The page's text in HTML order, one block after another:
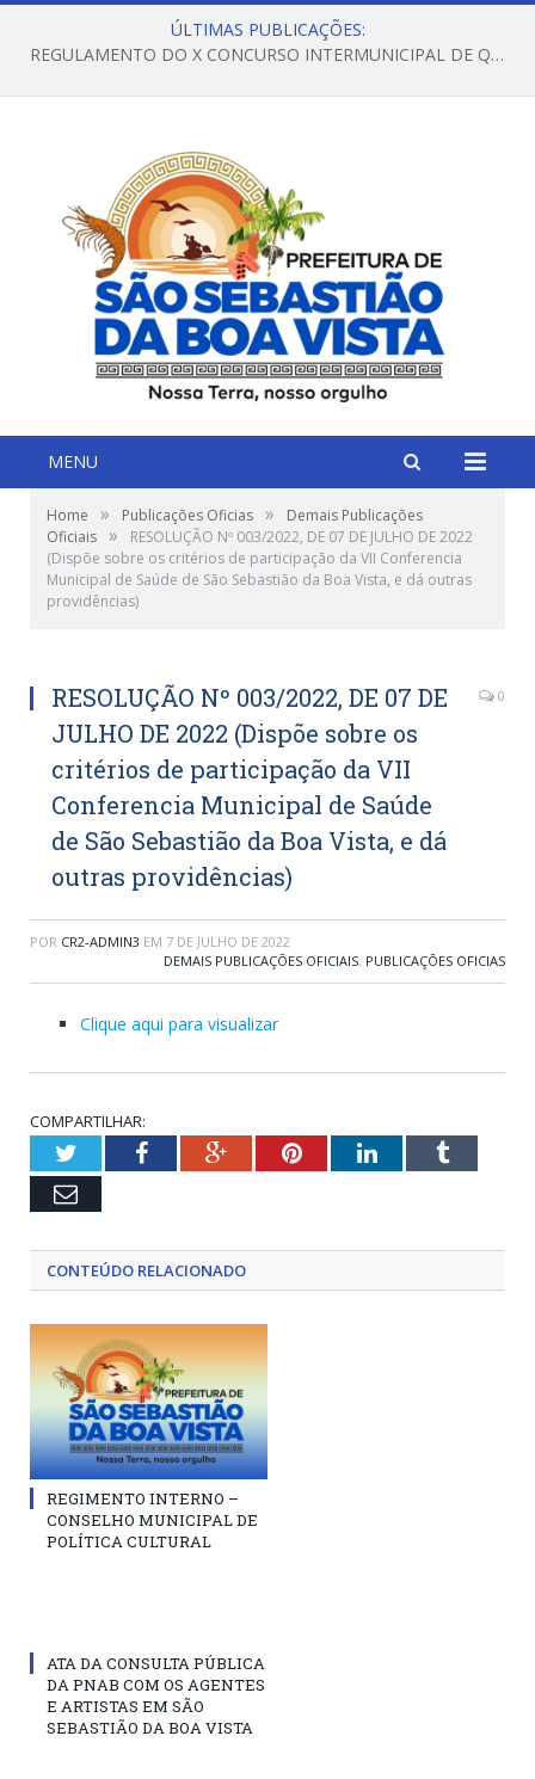
ÚLTIMAS PUBLICAÇÕES:
REGULAMENTO DO X CONCURSO INTERMUNICIPAL DE QUADRILHAS JUNINAS – 2026 – ARRAIÁ DA VENEZA
MENU
Home » Publicações Oficias »
Demais Publicações
Oficiais »
RESOLUÇÃO Nº 003/2022, DE 07 DE JULHO DE 2022
(Dispõe sobre os critérios de participação da VII Conferencia
Municipal de Saúde de São Sebastião da Boa Vista, e dá outras
providências)
RESOLUÇÃO Nº 003/2022, DE 07 DE
JULHO DE 2022 (Dispõe sobre os
critérios de participação da VII
Conferencia Municipal de Saúde
de São Sebastião da Boa Vista, e dá
outras providências)
0
POR CR2-ADMIN3 EM 7 DE JULHO DE 2022
DEMAIS PUBLICAÇÕES OFICIAIS, PUBLICAÇÕES OFICIAS
Clique aqui para visualizar
COMPARTILHAR:
TwitterFacebookGoogle+PinterestLinkedInTumblr
Email
CONTEÚDO RELACIONADO
REGIMENTO INTERNO –
CONSELHO MUNICIPAL DE
POLÍTICA CULTURAL
ATA DA CONSULTA PÚBLICA
DA PNAB COM OS AGENTES
E ARTISTAS EM SÃO
SEBASTIÃO DA BOA VISTA